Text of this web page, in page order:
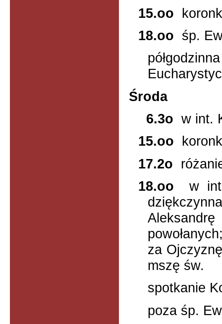
15.oo
18.oo śp.
Środa
6.3o w int.
15.oo
17.2o
18.oo
w
za
mszę św.
spotkanie
poza śp.